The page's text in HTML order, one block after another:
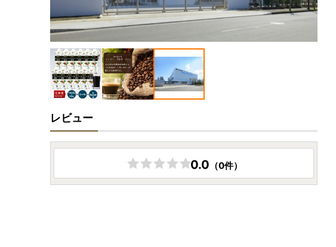
レビュー
0.0 （0件）